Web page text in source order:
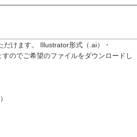
けます。 Illustrator形式（.ai）・
のでご希望のファイルをダウンロードし